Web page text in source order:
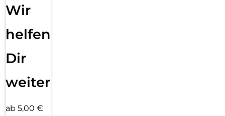
Wir
helfen
Dir
weiter
ab 5,00 €